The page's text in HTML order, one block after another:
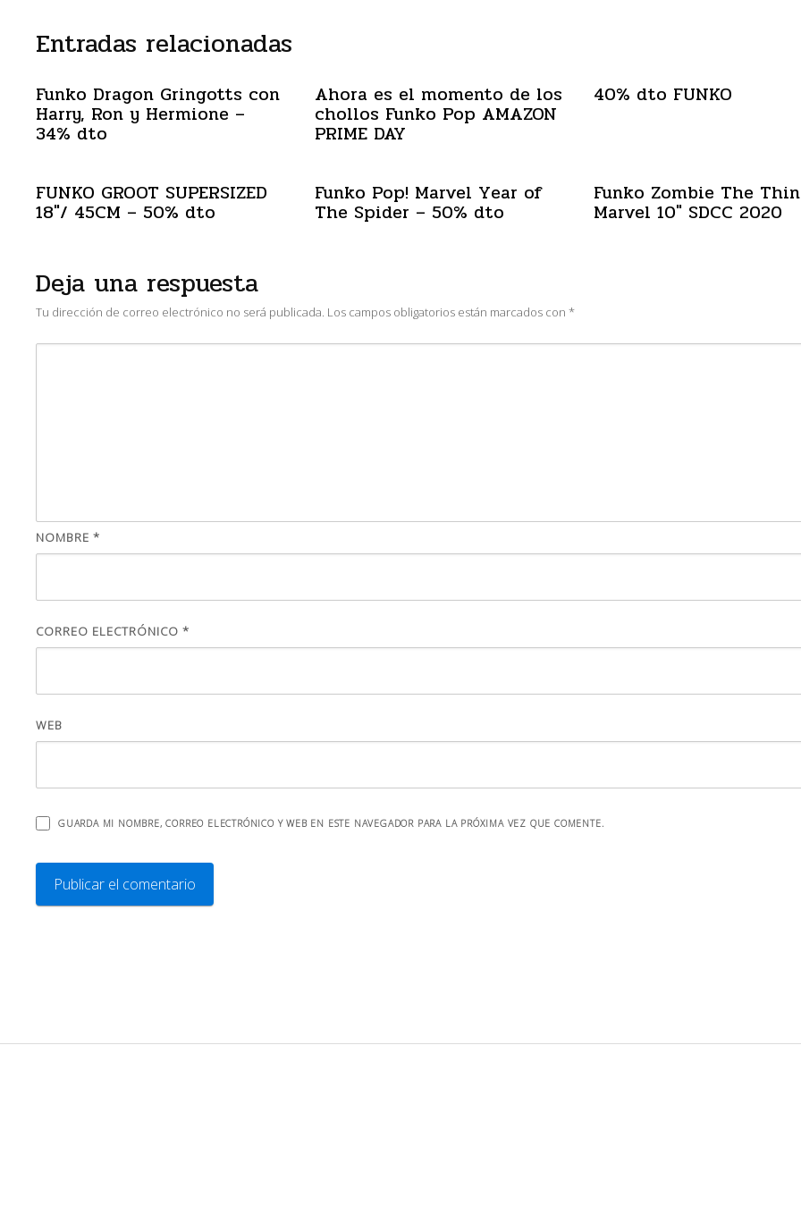
Entradas relacionadas
Funko Dragon Gringotts con
Harry, Ron y Hermione –
34% dto
Ahora es el momento de los
chollos Funko Pop AMAZON
PRIME DAY
40% dto FUNKO
FUNKO GROOT SUPERSIZED
18″/ 45CM – 50% dto
Funko Pop! Marvel Year of
The Spider – 50% dto
Funko Zombie The
Marvel 10″ SDCC 2020
Deja una respuesta
Tu dirección de correo electrónico no será publicada. Los campos obligatorios están marcados con *
NOMBRE *
CORREO ELECTRÓNICO *
WEB
GUARDA MI NOMBRE, CORREO ELECTRÓNICO Y WEB EN ESTE NAVEGADOR PARA LA PRÓXIMA VEZ QUE COMENTE.